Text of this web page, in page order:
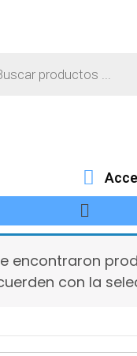
encontraron
con la